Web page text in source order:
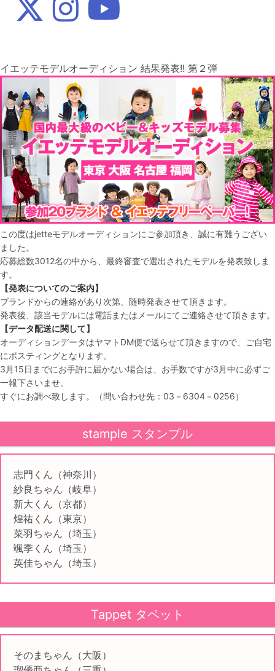
イエッテモデルオーディション 結果発表!! 第２弾
この度はjetteモデルオーディションにご参加頂き、誠に有難うござい
ました。
応募総数3012名の中から、最終審査で選出されたモデルを発表致しま
す。
【発表についてのご案内】
ブランドからの連絡があり次第、随時発表させて頂きます。
発表後、該当モデルには電話またはメールにてご連絡させて頂きます。
【データ配送に関して】
オーディションデータはヤマトDM便で送らせて頂きますので、ご自宅
にポスティングとなります。
3月15日までにお手許に届かない場合は、お手数ですが3月中に必ずご
一報下さいませ。
すぐにお調べ致します。（問い合わせ先：03－6304－0256）
stample スタンプル
志門くん（神奈川）
紗良ちゃん（岐阜）
新大くん（京都）
煌祐くん（東京）
菜羽ちゃん（埼玉）
颯季くん（埼玉）
英佳ちゃん（埼玉）
Tappet タペット
そのまちゃん（大阪）